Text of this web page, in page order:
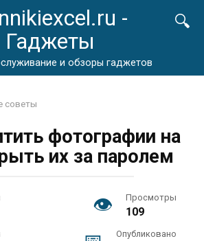
-
Гаджеты
и обзоры гаджетов
советы
фотографии на
их за паролем
Просмотры
109
Опубликовано